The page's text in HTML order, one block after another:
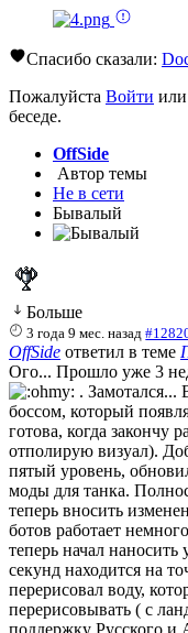
Спасибо сказали:
Пожалуйста Войти или
беседе.
OffSide
Автор темы
Не в сети
Бывалый
Больше
3 года 9 мес. назад
OffSide ответил в теме
Ого... Прошло уже 3
. Замотался...
боссом, который
готова, когда закончу
отполирую визуал).
пятый уровень,
моды для танка.
теперь вносить
ботов работает
теперь начал наносить
секунд находится на
перерисовал воду,
перерисовывать ( с
поддержку Русского и